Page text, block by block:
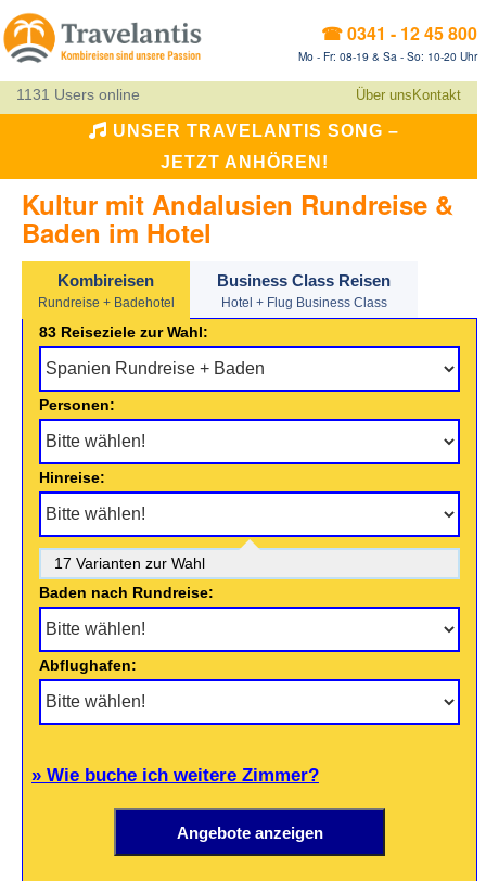
☎ 0341 - 12 45 800
Mo - Fr: 08-19 & Sa - So: 10-20 Uhr
1131 Users online Über uns Kontakt
UNSER TRAVELANTIS SONG –
JETZT ANHÖREN!
Kultur mit Andalusien Rundreise &
Baden im Hotel
Kombireisen
Rundreise + Badehotel
Business Class Reisen
Hotel + Flug Business Class
83 Reiseziele zur Wahl:
Personen:
Hinreise:
17 Varianten zur Wahl
Baden nach Rundreise:
Abflughafen:
» Wie buche ich weitere Zimmer?